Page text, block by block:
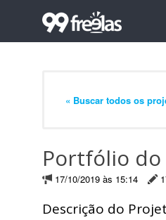
« Buscar todos os
Portfólio do
17/10/2019 às 15:14
Descrição do